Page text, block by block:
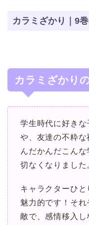
カラミざかり｜9
カラミざかり
学生時代に好きな
や、友達の不粋
んだかんだこん
切なくなりました
キャラクターひ
魅力的です！そ
敵で、感情移入